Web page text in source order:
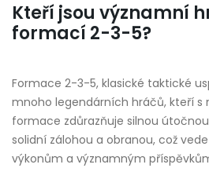
Kteří jsou významní
formací 2-3-5?
Formace 2-3-5, klasické taktické
mnoho legendárních hráčů, kteří s
formace zdůrazňuje silnou
solidní zálohou a obranou, což
výkonům a významným